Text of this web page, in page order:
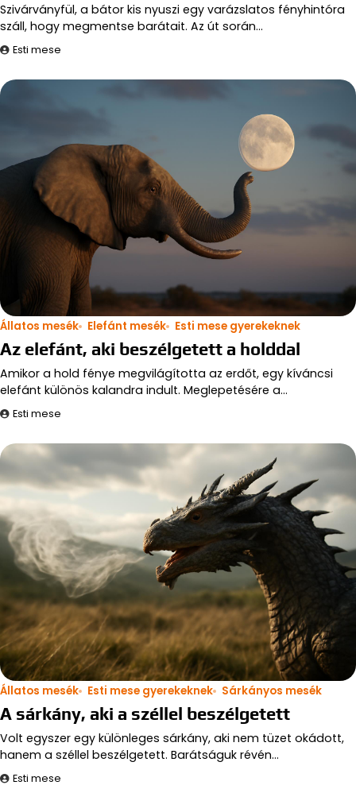
Szivárványfül, a bátor kis nyuszi egy varázslatos fényhintóra
száll, hogy megmentse barátait. Az út során…
Esti mese
Állatos mesék Elefánt mesék Esti mese gyerekeknek
Az elefánt, aki beszélgetett a holddal
Amikor a hold fénye megvilágította az erdőt, egy kíváncsi
elefánt különös kalandra indult. Meglepetésére a…
Esti mese
Állatos mesék Esti mese gyerekeknek Sárkányos mesék
A sárkány, aki a széllel beszélgetett
Volt egyszer egy különleges sárkány, aki nem tüzet okádott,
hanem a széllel beszélgetett. Barátságuk révén…
Esti mese